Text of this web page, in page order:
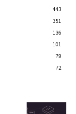
443
351
136
101
79
72